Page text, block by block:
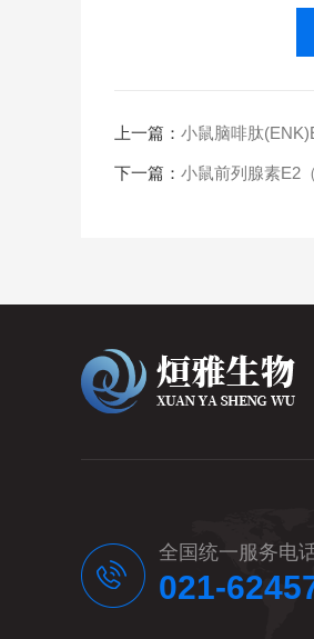
上一篇： 小鼠脑啡肽
下一篇： 小鼠前列腺素E2
全国统一服务电
021-